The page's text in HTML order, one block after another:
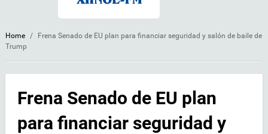
Home /
Frena Senado de EU plan para financiar seguridad y salón de baile de
Trump
Frena Senado de EU plan
para financiar seguridad y